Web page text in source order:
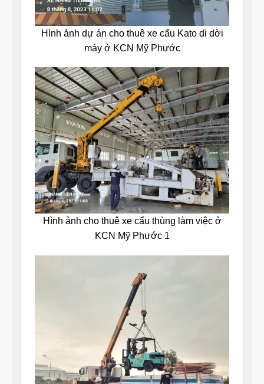
Hình ảnh dự án cho thuê xe cẩu Kato di dời
máy ở KCN Mỹ Phước
Hình ảnh cho thuê xe cẩu thùng làm việc ở
KCN Mỹ Phước 1